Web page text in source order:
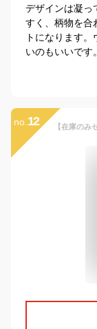
デザインは凝っ
すく、柄物を合
トになります
いのもいいです。
no. 12